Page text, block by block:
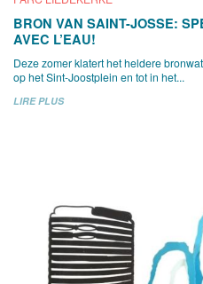
BRON VAN SAINT-JOSSE:
AVEC L’EAU!
Deze zomer klatert het heldere
op het Sint-Joostplein en tot in het...
LIRE PLUS